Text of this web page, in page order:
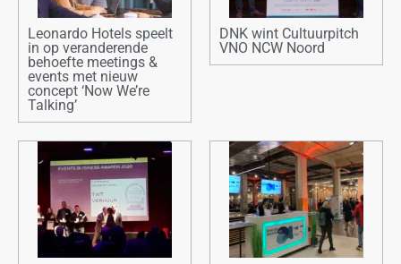
Leonardo Hotels speelt
in op veranderende
behoefte meetings &
events met nieuw
concept ‘Now We’re
Talking’
DNK wint Cultuurpitch
VNO NCW Noord